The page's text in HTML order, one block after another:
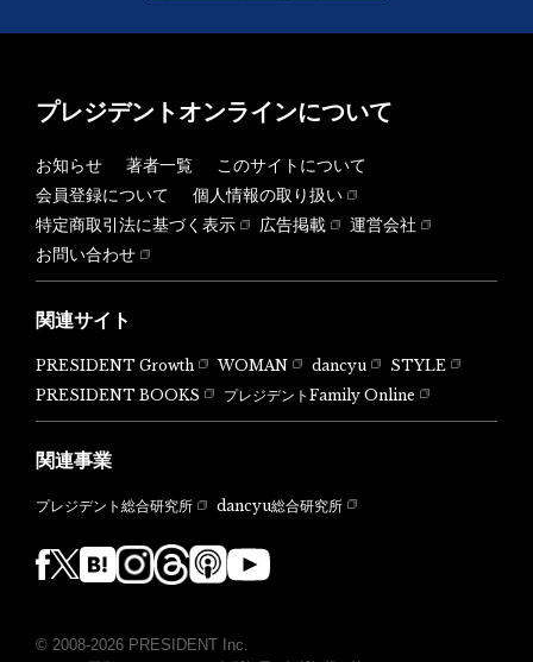
プレジデントオンラインについて
お知らせ 著者一覧
このサイトについて
会員登録について
個人情報の取り扱い
特定商取引法に基づく表示
広告掲載
運営会社
お問い合わせ
関連サイト
PRESIDENT Growth WOMAN dancyu
STYLE
PRESIDENT BOOKS
プレジデントFamily Online
関連事業
プレジデント総合研究所 dancyu総合研究所
© 2008-2026 PRESIDENT Inc.